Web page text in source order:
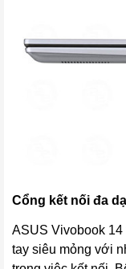
Cổng kết nối đa
ASUS Vivobook 14
tay siêu mỏng với